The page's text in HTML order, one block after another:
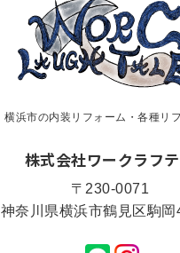
横浜市の内装リフォーム・各種リ
株式会社ワークラフ
〒230-0071
神奈川県横浜市鶴見区駒岡